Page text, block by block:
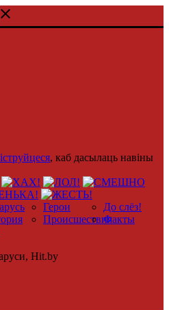

, каб дасылаць навіны
Герои
До слёз!
ПроисшествияФакты
Hit.by